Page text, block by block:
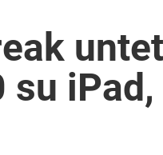
iPad,